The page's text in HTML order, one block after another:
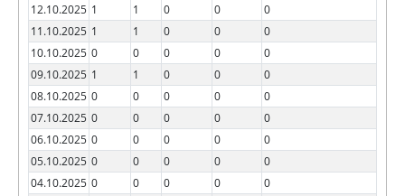
12.10.2025 1 1 0 0
0
11.10.2025 1 1 0 0
0
10.10.2025 0 0 0 0
0
09.10.2025 1 1 0 0
0
08.10.2025 0 0 0 0
0
07.10.2025 0 0 0 0
0
06.10.2025 0 0 0 0
0
05.10.2025 0 0 0 0
0
04.10.2025 0 0 0 0
0